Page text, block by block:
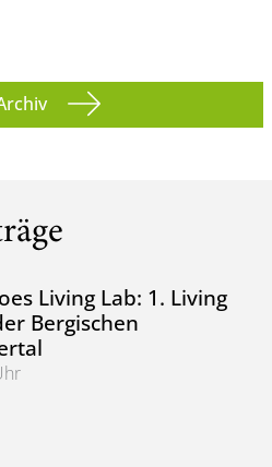
Living Lab: 1. Living
Bergischen
Lab: 1. Living Lab NRW